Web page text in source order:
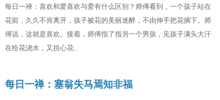
每日一禅：喜欢和爱喜欢与爱有什么区别？师傅看到，一个孩子站在
花前，久久不肯离开，孩子被花的美丽迷醉，不由伸手把花摘下。师
傅说，这就是喜欢。接着，师傅指了指另一个男孩，见孩子满头大汗
在给花浇水，又担心花..
每日一禅：塞翁失马焉知非福